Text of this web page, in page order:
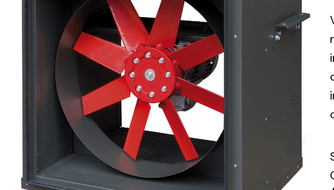
Electrical
Equipment
solutions in
lighting and